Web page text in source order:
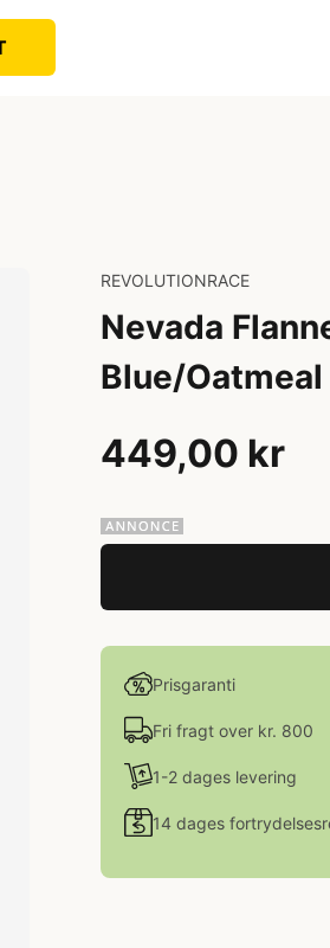
REVOLUTIONRACE
Nevada
Blue/Oatmeal
449,00 kr
Prisgaranti
Fri fragt over kr. 800
1-2 dages levering
14 dages